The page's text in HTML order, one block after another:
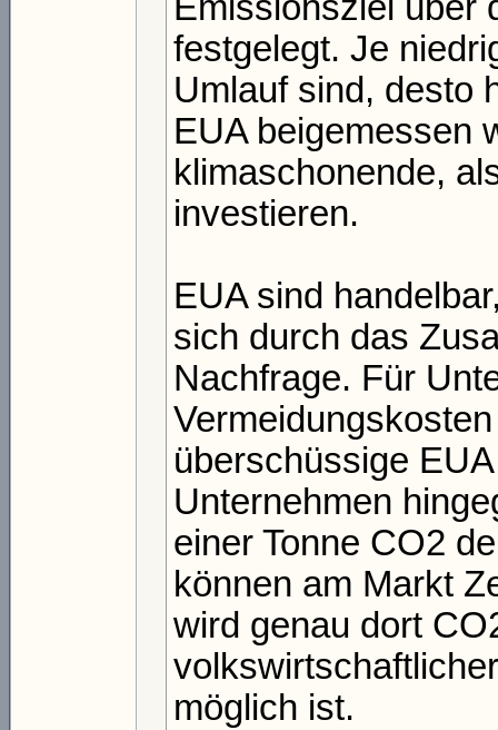
Emissionsziel über
festgelegt. Je
Umlauf sind, desto
EUA beigemessen
klimaschonende,
investieren.
EUA sind
sich durch das
Nachfrage. Für
überschüssige
Unternehmen
einer Tonne CO2
können am Markt
wird genau dort
möglich ist.